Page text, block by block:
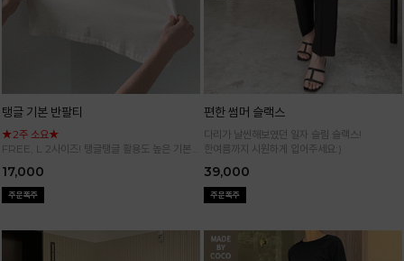
탱글 기본 반팔티
★2주 소요★
FREE, L 2사이즈! 탱글탱글 활용도 높은 기본
17,000
편한 썸머 슬랙스
다리가 날씬해보였던 일자 슬림 슬랙스!
한여름까지 시원하게 입어주세요:)
39,000